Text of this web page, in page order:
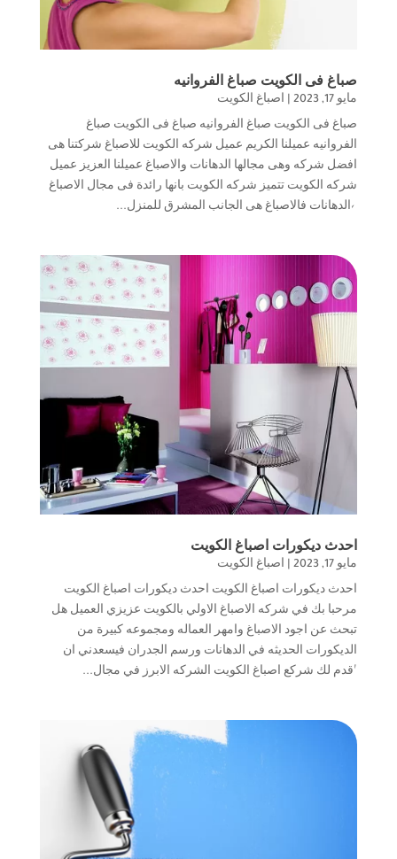
صباغ فى الكويت صباغ الفروانيه
مايو 17, 2023 | اصباغ الكويت
صباغ فى الكويت صباغ الفروانيه صباغ فى الكويت صباغ
الفروانيه عميلنا الكريم عميل شركه الكويت للاصباغ شركتنا هى
افضل شركه وهى مجالها الدهانات والاصباغ عميلنا العزيز عميل
شركه الكويت تتميز شركه الكويت بانها رائدة فى مجال الاصباغ
والدهانات فالاصباغ هى الجانب المشرق للمنزل...
احدث ديكورات اصباغ الكويت
مايو 17, 2023 | اصباغ الكويت
احدث ديكورات اصباغ الكويت احدث ديكورات اصباغ الكويت
مرحبا بك في شركه الاصباغ الاولي بالكويت عزيزي العميل هل
تبحث عن اجود الاصباغ وامهر العماله ومجموعه كبيرة من
الديكورات الحديثه في الدهانات ورسم الجدران فيسعدني ان
اقدم لك شركع اصباغ الكويت الشركه الابرز في مجال...